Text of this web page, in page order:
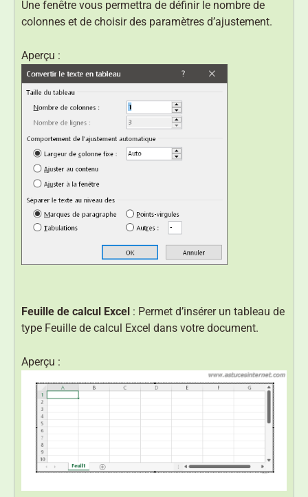
Une fenêtre vous permettra de définir le nombre de
colonnes et de choisir des paramètres d’ajustement.
Aperçu :
Feuille de calcul Excel : Permet d’insérer un tableau de
type Feuille de calcul Excel dans votre document.
Aperçu :